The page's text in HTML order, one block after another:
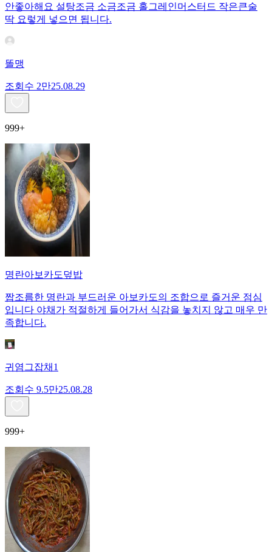
안좋아해요 설탕조금 소금조금 홀그레인머스터드 작은큰술
딱 요렇게 넣으면 됩니다.
똘맹
조회수 2만25.08.29
999+
명란아보카도덮밥
짭조름한 명란과 부드러운 아보카도의 조합으로 즐거운 점심
입니다 야채가 적절하게 들어가서 식감을 놓치지 않고 매우 만
족합니다.
귀염그잡채1
조회수 9.5만25.08.28
999+